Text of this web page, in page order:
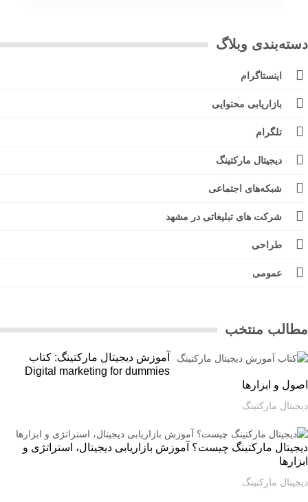
وبلاگ
اینستاگرام
بازاریابی محتوایی
تلگرام
دیجیتال مارکتینگ
شبکه‌های اجتماعی
شرکت های تبلیغاتی در مشهد
طراحی
عمومی
منتخب
آموزش دیجیتال مارکتینگ: کتاب
Digital marketing for dummies
و ابزارها
مارکتینگ
مارکتینگ چیست؟ آموزش بازاریابی دیجیتال، استراتژی و
مارکتینگ